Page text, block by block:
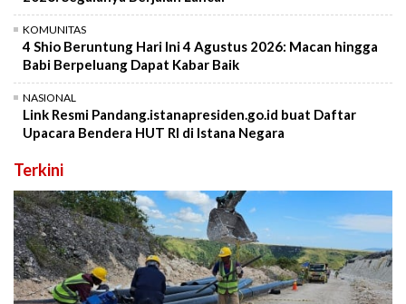
KOMUNITAS
4 Shio Beruntung Hari Ini 4 Agustus 2026: Macan hingga
Babi Berpeluang Dapat Kabar Baik
NASIONAL
Link Resmi Pandang.istanapresiden.go.id buat Daftar
Upacara Bendera HUT RI di Istana Negara
Terkini